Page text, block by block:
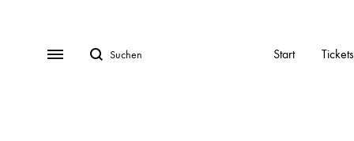
MenuSuchen Start Tickets